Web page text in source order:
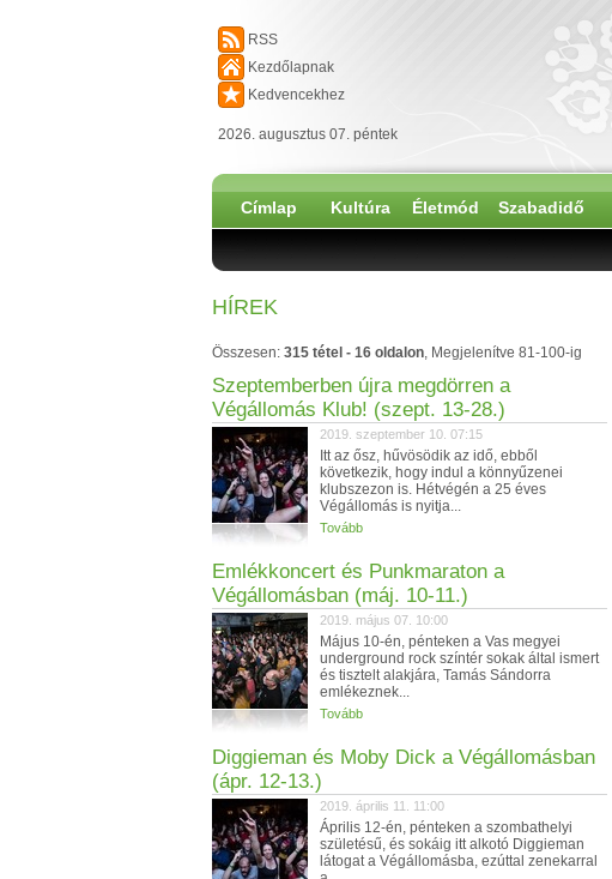
RSS
Kezdőlapnak
Kedvencekhez
2026. augusztus 07. péntek
Címlap Kultúra Életmód Szabadidő
HÍREK
Összesen: 315 tétel - 16 oldalon, Megjelenítve 81-100-ig
Szeptemberben újra megdörren a
Végállomás Klub! (szept. 13-28.)
2019. szeptember 10. 07:15
Itt az ősz, hűvösödik az idő, ebből
következik, hogy indul a könnyűzenei
klubszezon is. Hétvégén a 25 éves
Végállomás is nyitja...
Tovább
Emlékkoncert és Punkmaraton a
Végállomásban (máj. 10-11.)
2019. május 07. 10:00
Május 10-én, pénteken a Vas megyei
underground rock színtér sokak által ismert
és tisztelt alakjára, Tamás Sándorra
emlékeznek...
Tovább
Diggieman és Moby Dick a Végállomásban
(ápr. 12-13.)
2019. április 11. 11:00
Április 12-én, pénteken a szombathelyi
születésű, és sokáig itt alkotó Diggieman
látogat a Végállomásba, ezúttal zenekarral